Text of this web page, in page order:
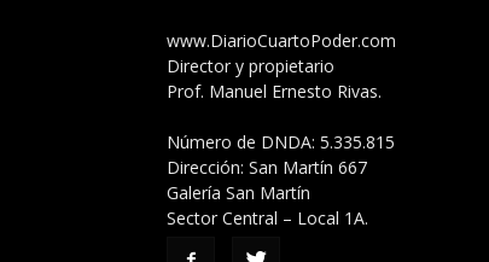
www.DiarioCuartoPoder.com
Director y propietario
Prof. Manuel Ernesto Rivas.
Número de DNDA: 5.335.815
Dirección: San Martín 667
Galería San Martín
Sector Central – Local 1A.